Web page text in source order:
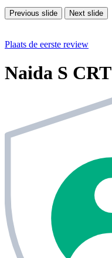
Previous slide Next slide
Plaats de eerste review
Naida S